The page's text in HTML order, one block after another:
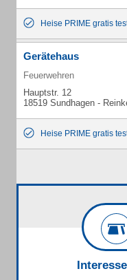
Heise PRIME gratis
Gerätehaus
Feuerwehren
Hauptstr. 12
18519 Sundhagen -
Heise PRIME gratis